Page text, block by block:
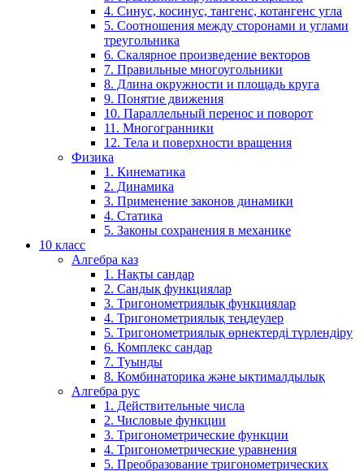
4. Синус, косинус, тангенс, котангенс угла
5. Соотношения между сторонами и углами
треугольника
6. Скалярное произведение векторов
7. Правильные многоугольники
8. Длина окружности и площадь круга
9. Понятие движения
10. Параллельный перенос и поворот
11. Многогранники
12. Тела и поверхности вращения
Физика
1. Кинематика
2. Динамика
3. Применение законов динамики
4. Статика
5. Законы сохранения в механике
10 класс
Алгебра каз
1. Нақты сандар
2. Сандық функциялар
3. Тригонометриялық функциялар
4. Тригонометриялық теңдеулер
5. Тригонометриялық өрнектерді түрлендіру
6. Комплекс сандар
7. Туынды
8. Комбинаторика және ықтималдылық
Алгебра рус
1. Действительные числа
2. Числовые функции
3. Тригонометрические функции
4. Тригонометрические уравнения
5. Преобразование тригонометрических